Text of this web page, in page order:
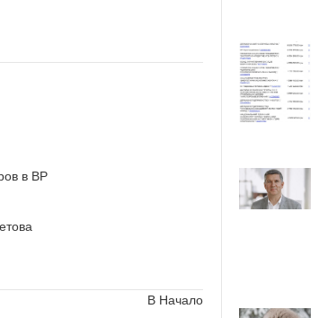
в ВР
В Начало